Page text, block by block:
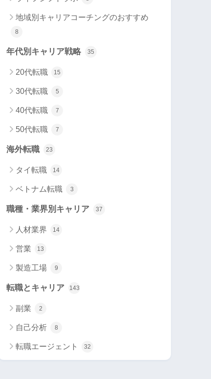
地域別キャリアコーチングのおすすめ
8
年代別キャリア戦略 35
20代転職 15
30代転職 5
40代転職 7
50代転職 7
海外転職 23
タイ転職 14
ベトナム転職 3
職種・業界別キャリア 37
人材業界 14
営業 13
製造工場 9
転職とキャリア 143
副業 2
自己分析 8
転職エージェント 32